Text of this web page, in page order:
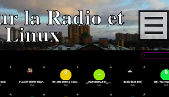
la Radio et
Linux